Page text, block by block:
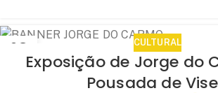
03 CULTURAL
Exposição de Jorge do
Pousada de